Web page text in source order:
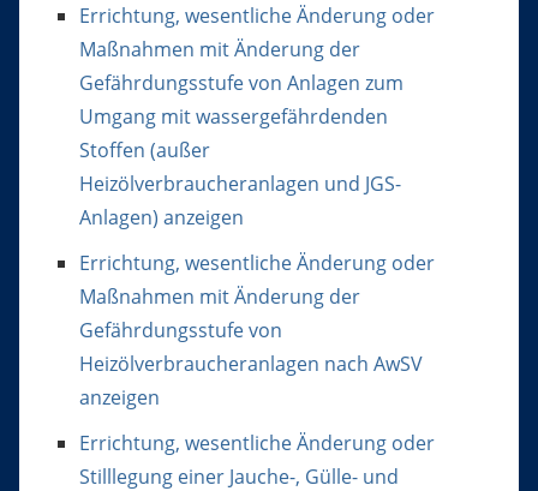
Errichtung, wesentliche Änderung oder
Maßnahmen mit Änderung der
Gefährdungsstufe von Anlagen zum
Umgang mit wassergefährdenden
Stoffen (außer
Heizölverbraucheranlagen und JGS-
Anlagen) anzeigen
Errichtung, wesentliche Änderung oder
Maßnahmen mit Änderung der
Gefährdungsstufe von
Heizölverbraucheranlagen nach AwSV
anzeigen
Errichtung, wesentliche Änderung oder
Stilllegung einer Jauche-, Gülle- und